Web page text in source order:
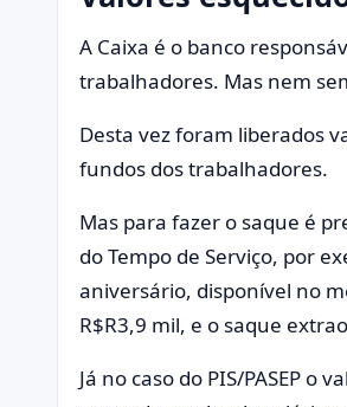
A Caixa é o banco
trabalhadores. Mas nem
Desta vez foram liberados
fundos dos trabalhadores.
Mas para fazer o saque é
do Tempo de Serviço, por
aniversário, disponível no
R$R3,9 mil, e o saque
Já no caso do PIS/PASEP